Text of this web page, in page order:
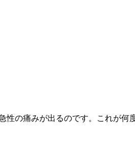
の痛みが出るのです。これが何